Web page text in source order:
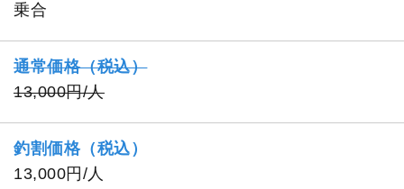
乗合
通常価格（税込）
13,000円/人
釣割価格（税込）
13,000円/人